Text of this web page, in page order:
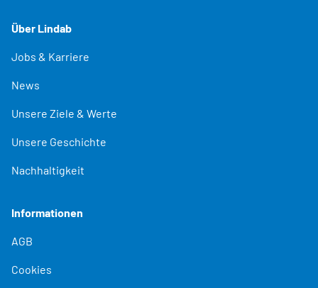
Über Lindab
Jobs & Karriere
News
Unsere Ziele & Werte
Unsere Geschichte
Nachhaltigkeit
Informationen
AGB
Cookies